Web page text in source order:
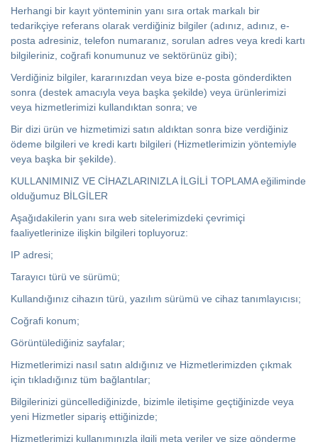
Herhangi bir kayıt yönteminin yanı sıra ortak markalı bir
tedarikçiye referans olarak verdiğiniz bilgiler (adınız, adınız, e-
posta adresiniz, telefon numaranız, sorulan adres veya kredi kartı
bilgileriniz, coğrafi konumunuz ve sektörünüz gibi);
Verdiğiniz bilgiler, kararınızdan veya bize e-posta gönderdikten
sonra (destek amacıyla veya başka şekilde) veya ürünlerimizi
veya hizmetlerimizi kullandıktan sonra; ve
Bir dizi ürün ve hizmetimizi satın aldıktan sonra bize verdiğiniz
ödeme bilgileri ve kredi kartı bilgileri (Hizmetlerimizin yöntemiyle
veya başka bir şekilde).
KULLANIMINIZ VE CİHAZLARINIZLA İLGİLİ TOPLAMA eğiliminde
olduğumuz BİLGİLER
Aşağıdakilerin yanı sıra web sitelerimizdeki çevrimiçi
faaliyetlerinize ilişkin bilgileri topluyoruz:
IP adresi;
Tarayıcı türü ve sürümü;
Kullandığınız cihazın türü, yazılım sürümü ve cihaz tanımlayıcısı;
Coğrafi konum;
Görüntülediğiniz sayfalar;
Hizmetlerimizi nasıl satın aldığınız ve Hizmetlerimizden çıkmak
için tıkladığınız tüm bağlantılar;
Bilgilerinizi güncellediğinizde, bizimle iletişime geçtiğinizde veya
yeni Hizmetler sipariş ettiğinizde;
Hizmetlerimizi kullanımınızla ilgili meta veriler ve size gönderme